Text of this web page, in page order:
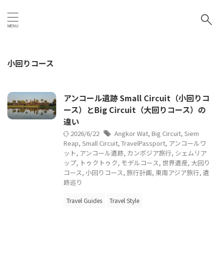
小回りコース
アンコール遺跡 Small Circuit（小回りコ
ース）とBig Circuit（大回りコース）の
違い
2026/6/22 Angkor Wat, Big Circuit, Siem
Reap, Small Circuit, TravelPassport, アンコールワ
ット, アンコール遺跡, カンボジア旅行, シェムリア
ップ, トゥクトゥク, モデルコース, 世界遺産, 大回り
コース, 小回りコース, 旅行計画, 東南アジア旅行, 遺
跡巡り
Travel Guides Travel Style